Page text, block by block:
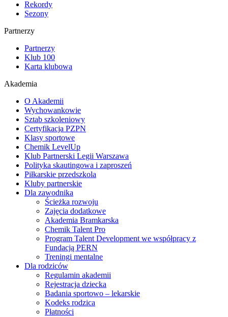
Rekordy
Sezony
Partnerzy
Partnerzy
Klub 100
Karta klubowa
Akademia
O Akademii
Wychowankowie
Sztab szkoleniowy
Certyfikacja PZPN
Klasy sportowe
Chemik LevelUp
Klub Partnerski Legii Warszawa
Polityka skautingowa i zaproszeń
Piłkarskie przedszkola
Kluby partnerskie
Dla zawodnika
Ścieżka rozwoju
Zajęcia dodatkowe
Akademia Bramkarska
Chemik Talent Pro
Program Talent Development we współpracy z
Fundacją PERN
Treningi mentalne
Dla rodziców
Regulamin akademii
Rejestracja dziecka
Badania sportowo – lekarskie
Kodeks rodzica
Płatności